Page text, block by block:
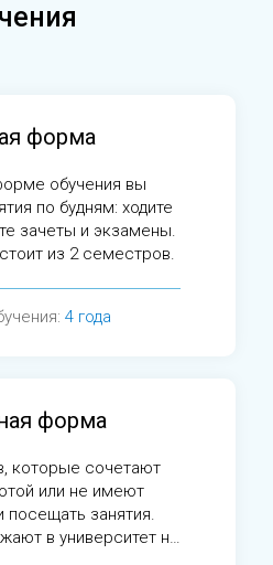
форма
обучения вы
по будням: ходите
зачеты и экзамены.
из 2 семестров.
4 года
форма
которые сочетают
или не имеют
занятия.
в университет на